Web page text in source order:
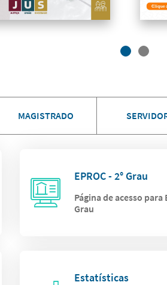
MAGISTRADO
EPROC - 2° Grau
Página de acesso para
Grau
Estatísticas